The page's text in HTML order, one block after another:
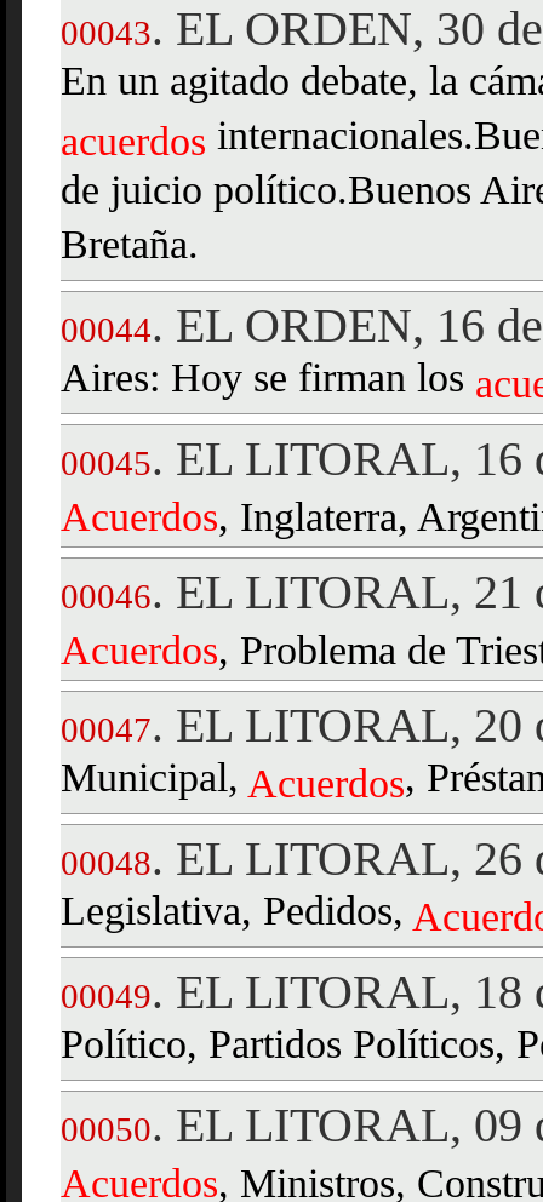
00043. EL ORDEN, 30
En un agitado debate, la
acuerdos
de juicio político.Buenos
Bretaña.
00044. EL ORDEN, 16
Aires: Hoy se firman los
00045. EL LITORAL, 16
Acuerdos, Inglaterra,
00046. EL LITORAL, 21
Acuerdos, Problema de
00047. EL LITORAL, 20
Municipal, Acuerdos,
00048. EL LITORAL, 26
Legislativa, Pedidos,
00049. EL LITORAL, 18
Político, Partidos Políticos,
00050. EL LITORAL, 09
Acuerdos, Ministros,